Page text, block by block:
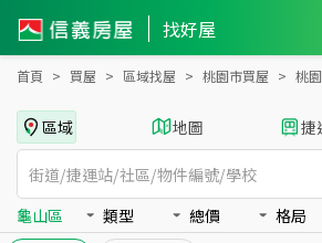
找好屋
桃園市龜山區買房：
首頁 買屋 區域找屋 桃園市買屋 桃
區域 地圖 捷
龜山區 類型 總價 格局